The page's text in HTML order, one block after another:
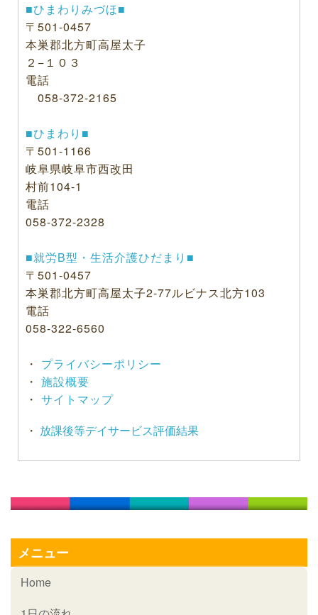
■ひまわりみづほ■
〒501-0457
本巣郡北方町高屋太子
２−１０３
電話
058-372-2165
■ひまわり■
〒501-1166
岐阜県岐阜市西改田
村前104-1
電話
058-372-2328
■就労B型・生活介護ひだまり■
〒501-0457
本巣郡北方町高屋太子2-77ルビナス北方103
電話
058-322-6560
・ プライバシーポリシー
・ 施設概要
・ サイトマップ
・ 放課後等デイサービス評価結果
メニュー
Home